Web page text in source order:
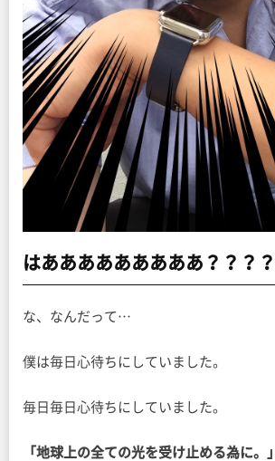
はあああああああああ？？？？
な、なんだって…
僕は毎日心待ちにしていました。
毎日毎日心待ちにしていました。
「地球上の全ての光を受け止める為に。」